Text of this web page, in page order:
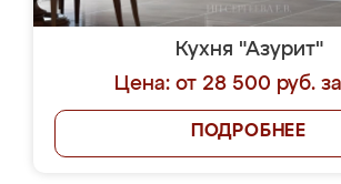
Кухня "Азурит"
Цена: от 28 500 руб.
ПОДРОБНЕЕ